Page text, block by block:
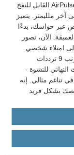
CNT Toys هي شركة رائدة في تصنيع الهزاز AirPulse القابل للنفخ
ملليمتر. يتميز
تتراقص عبر حواسك، بدءًا
الآن، تصور
امتلاء شخصي
حقيقي، يعانق ملامحك الداخلية، توفر آذان الأرنب 9 ترددات
النهائي للنشوة -
تناغم مثالي. إنه
بشكل فريد